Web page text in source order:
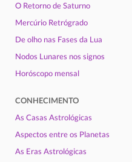
O Retorno de Saturno
Mercúrio Retrógrado
De olho nas Fases da Lua
Nodos Lunares nos signos
Horóscopo mensal
CONHECIMENTO
As Casas Astrológicas
Aspectos entre os Planetas
As Eras Astrológicas